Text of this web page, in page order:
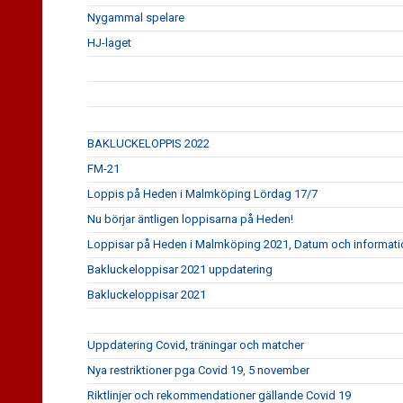
Nygammal spelare
HJ-laget
BAKLUCKELOPPIS 2022
FM-21
Loppis på Heden i Malmköping Lördag 17/7
Nu börjar äntligen loppisarna på Heden!
Loppisar på Heden i Malmköping 2021, Datum och
Bakluckeloppisar 2021 uppdatering
Bakluckeloppisar 2021
Uppdatering Covid, träningar och matcher
Nya restriktioner pga Covid 19, 5 november
Riktlinjer och rekommendationer gällande Covid 19